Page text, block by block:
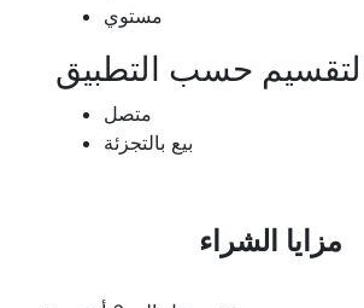
مستوي
حسب التطبيق
متصل
بيع بالتجزئة
مزايا الشراء